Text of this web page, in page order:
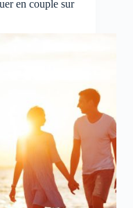
en couple sur